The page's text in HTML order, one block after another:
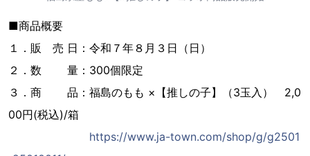
■商品概要
１．販 売 日：令和７年８月３日（日）
２．数 量：300個限定
３．商 品：福島のもも ×【推しの子】（3玉入） 2,0
00円(税込)/箱
https://www.ja-town.com/shop/g/g2501